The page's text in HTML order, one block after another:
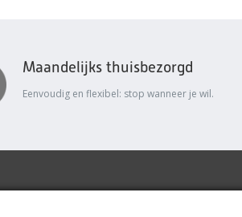
Maandelijks thuisbezorgd
Eenvoudig en flexibel: stop wanneer je wil.